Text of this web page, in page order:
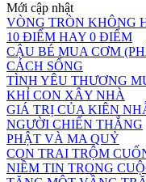
Mới cập nhật
VÒNG TRÒN KHÔNG
10 ĐIỂM HAY 0 ĐIỂM
CẬU BÉ MUA CƠM
CÁCH SỐNG
TÌNH YÊU THƯƠNG
KHỈ CON XÂY NHÀ
GIÁ TRỊ CỦA KIÊN
NGƯỜI CHIẾN THẮNG
PHẬT VÀ MA QUỶ
CON TRAI TRỘM
NIỀM TIN TRONG